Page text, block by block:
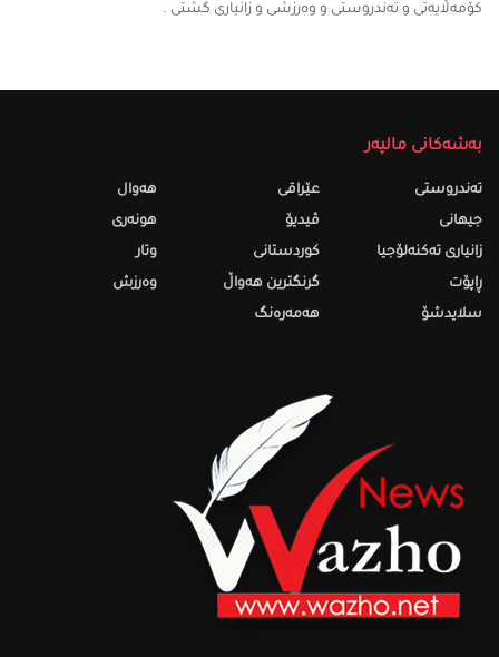
کۆمەڵایەتی و تەندروستی و وەرزشی و زانیارى گشتى .
بەشەکانی مالپەر
تەندروستى
جیهانی
زانیاری تەکنەلۆجیا
ڕاپۆت
سلایدشۆ
عێراقی
ڤیدیۆ
کوردستانی
گرنگترین هەواڵ
هەمەرەنگ
هەواڵ
هونەری
وتار
وەرزش